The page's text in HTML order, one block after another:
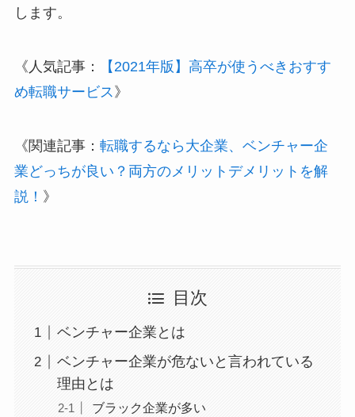
します。
《人気記事：
【2021年版】高卒が使うべきおすす
め転職サービス 》
《関連記事： 転職するなら大企業、ベンチャー企
業どっちが良い？両方のメリットデメリットを解
説！ 》
目次
ベンチャー企業とは
ベンチャー企業が危ないと言われている
理由とは
ブラック企業が多い